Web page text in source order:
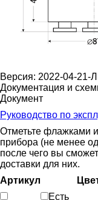
Версия: 2022-04-21-
Документация и
Документ
Руководство по
Отметьте флажками
прибора (не менее
после чего вы
доставки для них.
Артикул
Есть